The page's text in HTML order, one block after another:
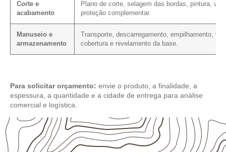
Corte e
acabamento
Plano de corte, selagem das bordas, pintura,
proteção complementar.
Manuseio e
armazenamento
Transporte, descarregamento, empilhamento,
cobertura e nivelamento da base.
Para solicitar orçamento: envie o produto, a finalidade, a
espessura, a quantidade e a cidade de entrega para análise
comercial e logística.